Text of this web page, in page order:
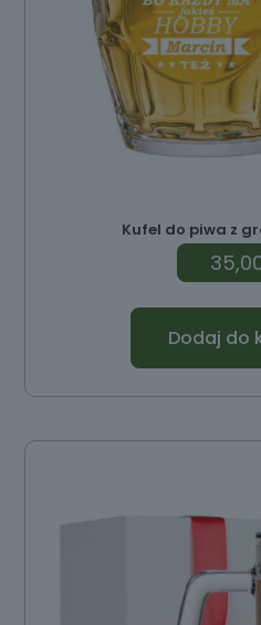
Kufel do piwa z
Dodaj do